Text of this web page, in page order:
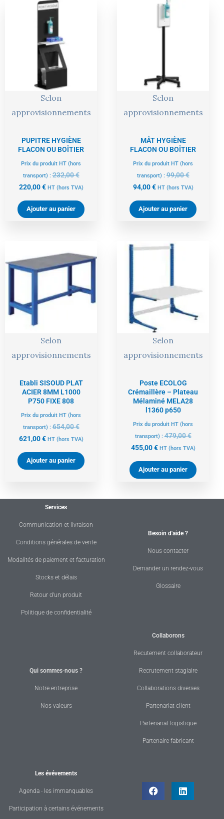
Selon
approvisionnements
PUPITRE HYGIÈNE
FLACON OU BOÎTIER
Prix du produit HT (hors
transport) :232,00€
220,00€
Le
actuel
est :
220,00 €.
HT (hors TVA)
Ajouter au panier
Selon
approvisionnements
MÂT HYGIÈNE
FLACON OU BOÎTIER
Prix du produit HT (hors
transport) :99,00€
94,00€
Le
prix
actuel
HT (hors TVA)
Ajouter au panier
Selon
approvisionnements
Etabli SISOUD PLAT
ACIER 8MM L1000
P750 FIXE 808
Prix du produit HT (hors
transport) :654,00€
prix
était :
654,00 €.
621,00€
prix
actuel
621,00 €.
HT (hors TVA)
Ajouter au panier
Selon
approvisionnements
Poste ECOLOG
Crémaillère – Plateau
Mélaminé MELA28
l1360 p650
Prix du produit HT (hors
transport) :479,00€
479,00 €.
455,00€
Le
455,00 €.
HT (hors TVA)
Ajouter au panier
Services
Communication et livraison
Conditions générales de vente
Modalités de paiement et facturation
Stocks et délais
Retour d'un produit
Politique de confidentialité
Besoin d'aide ?
Nous contacter
Demander un rendez-vous
Glossaire
Qui sommes-nous ?
Notre entreprise
Nos valeurs
Collaborons
Recutement collaborateur
Recrutement stagiaire
Collaborations diverses
Partenariat client
Partenariat logistique
Partenaire fabricant
Les évévements
Agenda - les immanquables
Participation à certains événements